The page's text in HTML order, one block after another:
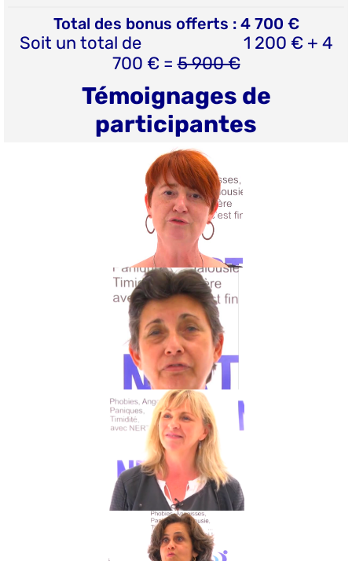
Total des bonus offerts : 4 700 €
Soit un total de 1 200 € + 4
700 € =5 900 €
Témoignages de
participantes